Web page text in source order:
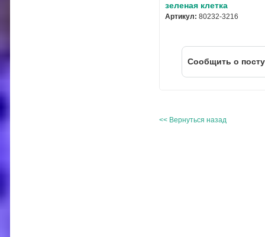
зеленая клетка
Артикул: 80232-3216
Cообщить о
<< Вернуться назад